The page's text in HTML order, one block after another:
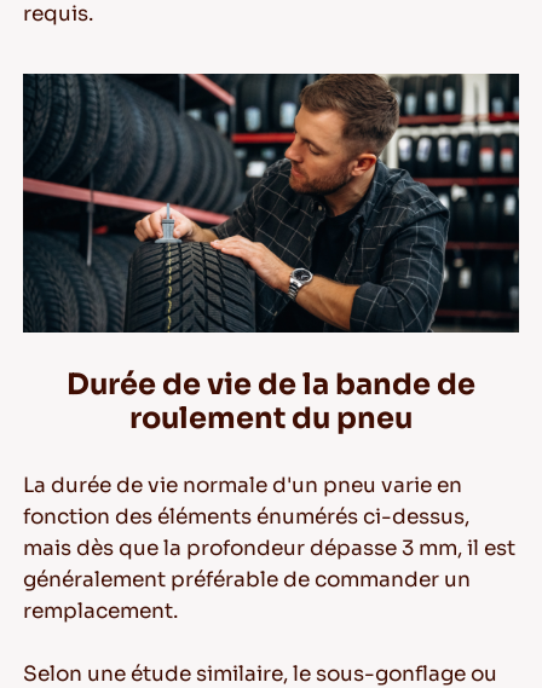
LIRE LA SUITE
requis.
Durée de vie de la bande de
roulement du pneu
La durée de vie normale d'un pneu varie en
fonction des éléments énumérés ci-dessus,
mais dès que la profondeur dépasse 3 mm, il est
généralement préférable de commander un
remplacement.
Selon une étude similaire, le sous-gonflage ou